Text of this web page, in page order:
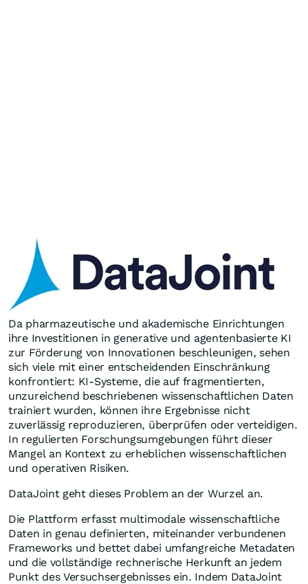
Da pharmazeutische und akademische Einrichtungen
ihre Investitionen in generative und agentenbasierte KI
zur Förderung von Innovationen beschleunigen, sehen
sich viele mit einer entscheidenden Einschränkung
konfrontiert: KI-Systeme, die auf fragmentierten,
unzureichend beschriebenen wissenschaftlichen Daten
trainiert wurden, können ihre Ergebnisse nicht
zuverlässig reproduzieren, überprüfen oder verteidigen.
In regulierten Forschungsumgebungen führt dieser
Mangel an Kontext zu erheblichen wissenschaftlichen
und operativen Risiken.
DataJoint geht dieses Problem an der Wurzel an.
Die Plattform erfasst multimodale wissenschaftliche
Daten in genau definierten, miteinander verbundenen
Frameworks und bettet dabei umfangreiche Metadaten
und die vollständige rechnerische Herkunft an jedem
Punkt des Versuchsergebnisses ein. Indem DataJoint